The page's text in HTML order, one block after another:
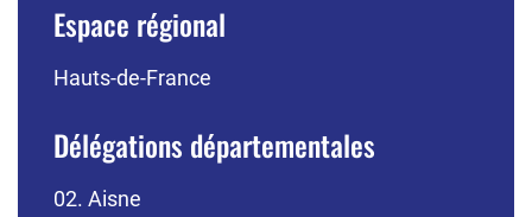
Espace régional
Hauts-de-France
Délégations départementales
02. Aisne